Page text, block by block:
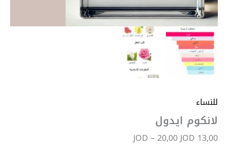
للنساء
لانكوم ايدول
13,00
JOD–20,00JOD